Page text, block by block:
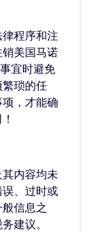
程序和注
美国马诺
宜时避免
琐的任
，才能确
内容均未
误、过时或
信息之
建议。